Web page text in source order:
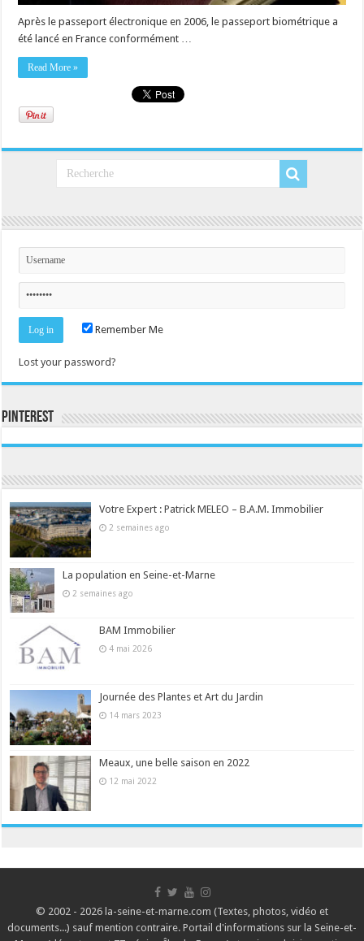
Après le passeport électronique en 2006, le passeport biométrique a
été lancé en France conformément …
Read More »
Remember Me
Lost your password?
Pinterest
Votre Expert : Patrick MELEO – B.A.M. Immobilier
2 semaines ago
La population en Seine-et-Marne
2 semaines ago
BAM Immobilier
4 mai 2026
Journée des Plantes et Art du Jardin
14 mars 2023
Meaux, une belle saison en 2022
12 mai 2022
© 2002 - 2026 la-seine-et-marne.com (Textes, photos, vidéo et
documents...) sauf mention contraire. Portail d'informations sur la Seine-et-